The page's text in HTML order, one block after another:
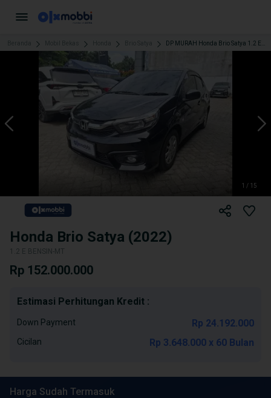
1 / 15
Honda Brio Satya (2022)
1.2 E BENSIN-MT
Rp 152.000.000
Estimasi Perhitungan Kredit :
Down Payment Rp 24.192.000
Cicilan Rp 3.648.000 x 60 Bulan
Harga Sudah Termasuk